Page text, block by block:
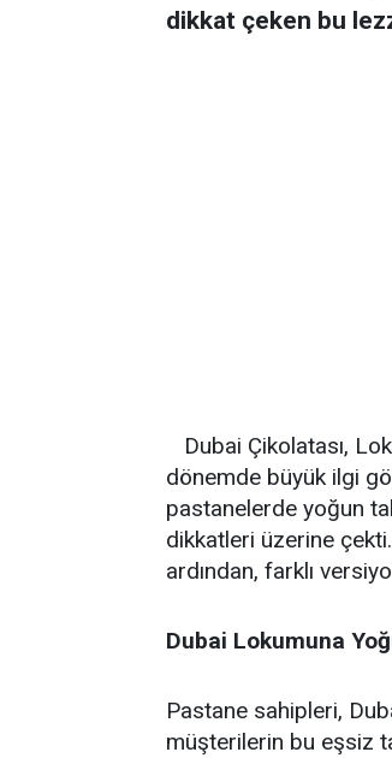
dikkat çeken bu
Dubai Çikolatası,
dönemde büyük ilgi
pastanelerde yoğun
dikkatleri üzerine
ardından, farklı
Dubai Lokumuna
Pastane sahipleri,
müşterilerin bu eşsiz